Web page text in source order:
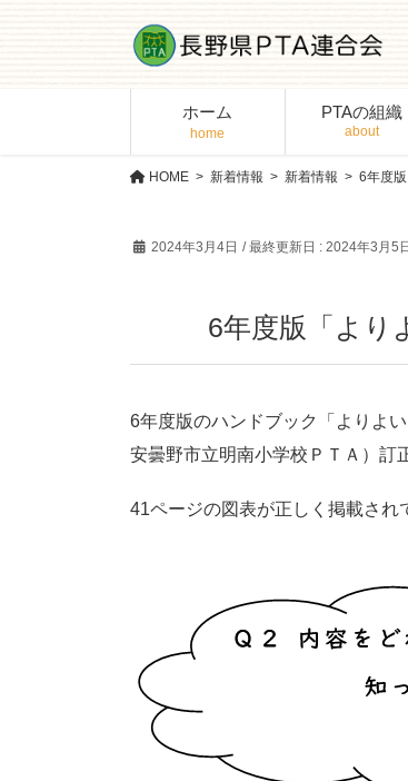
ホーム PTAの組織
HOME 新着情報 新着情報 6年度
2024年3月4日 / 最終更新日 : 2024年3月5日
6年度版「より
6年度版のハンドブック「よりよ
安曇野市立明南小学校ＰＴＡ）訂
41ページの図表が正しく掲載され